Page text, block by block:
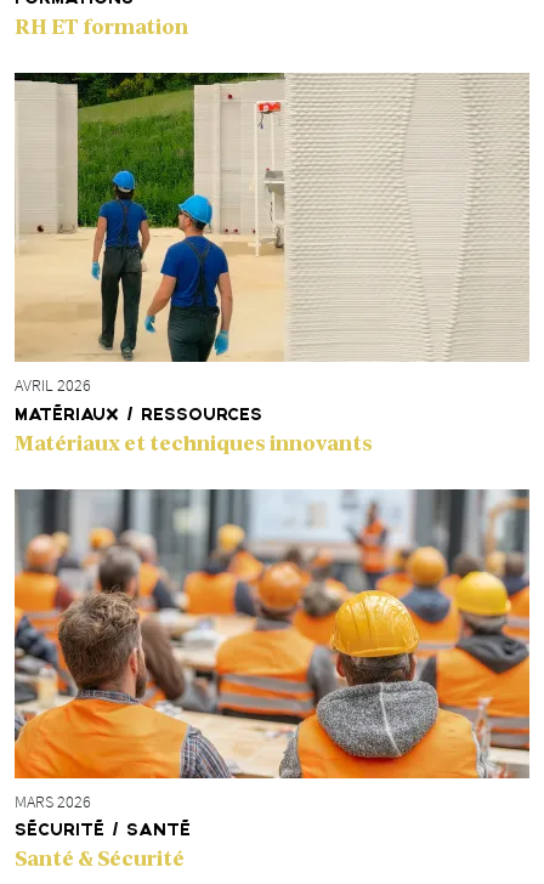
RH ET formation
AVRIL 2026
MATÉRIAUX / RESSOURCES
Matériaux et techniques innovants
MARS 2026
SÉCURITÉ / SANTÉ
Santé & Sécurité